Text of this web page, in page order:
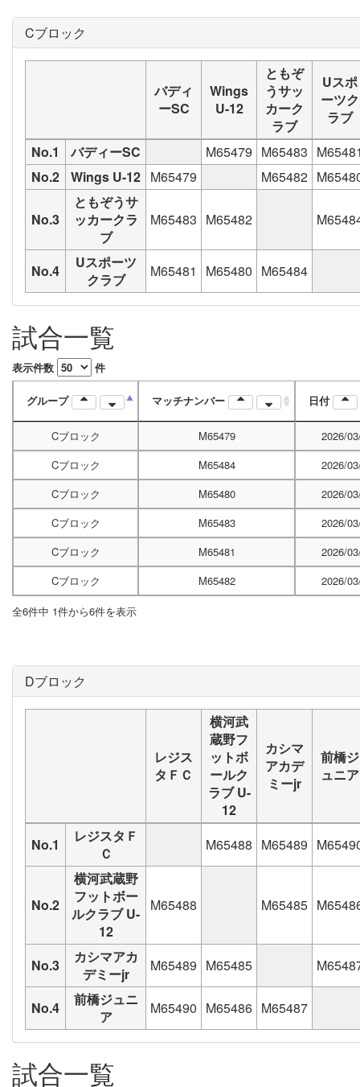
Cブロック
バディ
ーSC
Wings
U-12
ともぞ
うサッ
カーク
ラブ
Uスポ
ーツク
ラブ
No.1
バディーSC M65479 M65483 M65481
No.2
Wings U-12 M65479 M65482
No.3
ともぞうサ
ッカークラ
ブ
M65483 M65482
No.4
Uスポーツ
クラブ
M65481 M65480 M65484
試合一覧
表示件数 件
グループ マッチナンバー 日付
Cブロック M65479 2026/
Cブロック
M65484 2026/
Cブロック
M65480 2026/
Cブロック
M65483 2026/
Cブロック
M65481 2026/
Cブロック
M65482 2026/
全6件中 1件から6件を表示
Dブロック
レジス
タＦＣ
横河武
蔵野フ
ットボ
ールク
ラブ U-
12
カシマ
アカデ
ミーjr
前橋ジ
ュニア
No.1
レジスタＦ
Ｃ
M65488 M65489
No.2
横河武蔵野
フットボー
ルクラブ U-
12
M65488 M65485
No.3
カシマアカ
デミーjr
M65489 M65485
No.4
前橋ジュニ
ア
M65490 M65486 M65487
試合一覧